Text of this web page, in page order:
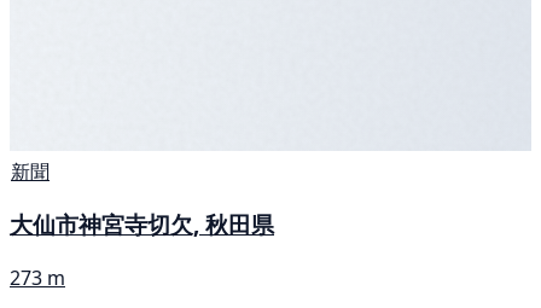
新聞
大仙市神宮寺切欠, 秋田県
273 m